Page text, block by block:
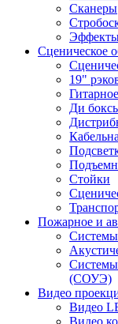
Сканеры
Сценическое
19"
Ди
Стойки
Пожарное и
(СОУЭ)
Видео
Видео
Видео